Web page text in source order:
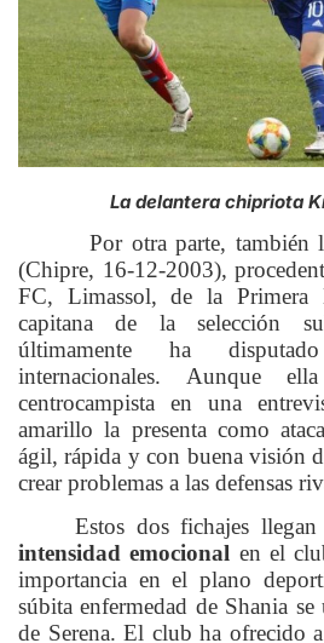
La delantera chipriota
Por otra parte, también
(Chipre, 16-12-2003),
FC, Limassol, de la
capitana de la selección
últimamente ha
internacionales. Aunque
centrocampista en una
amarillo la presenta como
ágil, rápida y con buena visión
crear problemas a las defensas
Estos dos fichajes
intensidad emocional en el
importancia en el plano
súbita enfermedad de Shania
de Serena. El club ha ofrecido